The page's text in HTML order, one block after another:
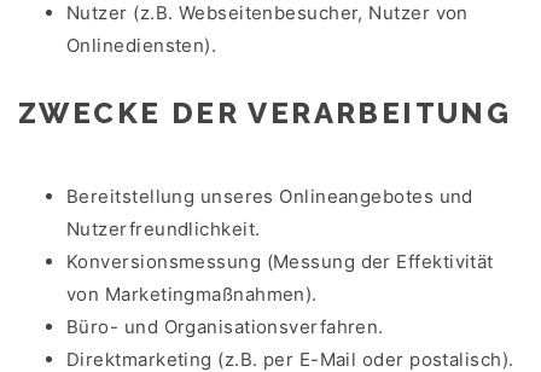
Nutzer (z.B. Webseitenbesucher, Nutzer von
Onlinediensten).
ZWECKE DER VERARBEITUNG
Bereitstellung unseres Onlineangebotes und
Nutzerfreundlichkeit.
Konversionsmessung (Messung der Effektivität
von Marketingmaßnahmen).
Büro- und Organisationsverfahren.
Direktmarketing (z.B. per E-Mail oder postalisch).